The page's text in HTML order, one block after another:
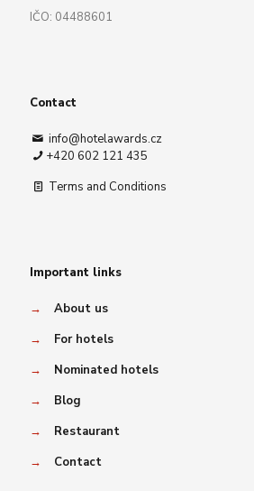
IČO: 04488601
Contact
info@hotelawards.cz
+420 602 121 435
Terms and Conditions
Important links
→
About us
→
For hotels
→
Nominated hotels
→
Blog
→
Restaurant
→
Contact